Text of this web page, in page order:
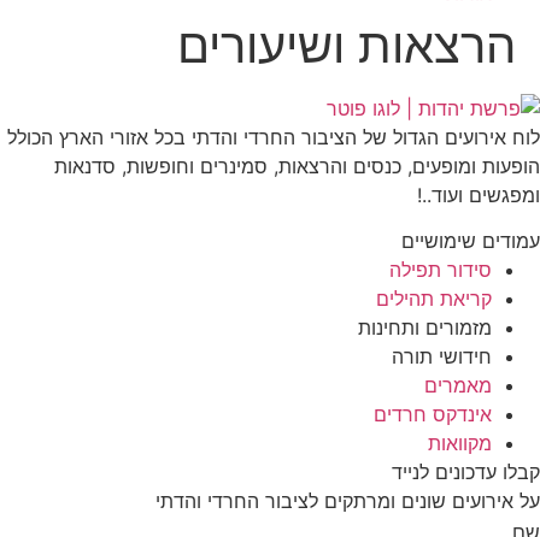
הרצאות ושיעורים
לוח אירועים הגדול של הציבור החרדי והדתי בכל אזורי הארץ הכולל
הופעות ומופעים, כנסים והרצאות, סמינרים וחופשות, סדנאות
ומפגשים ועוד..!
עמודים שימושיים
סידור תפילה
קריאת תהילים
מזמורים ותחינות
חידושי תורה
מאמרים
אינדקס חרדים
מקוואות
קבלו עדכונים לנייד
על אירועים שונים ומרתקים לציבור החרדי והדתי